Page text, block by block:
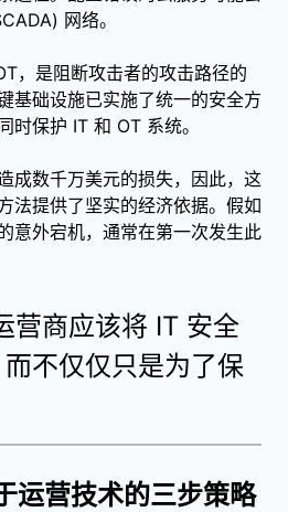
网络。
，是阻断攻击者的攻击路径的
基础设施已实施了统一的安全方
时保护 IT 和 OT 系统。
成数千万美元的损失，因此，这
法提供了坚实的经济依据。假如
意外宕机，通常在第一次发生此
营商应该将 IT 安全
不仅仅只是为了保
运营技术的三步策略